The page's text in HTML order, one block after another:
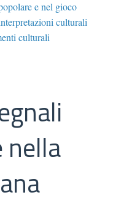
e nel gioco
culturali
culturali
nella